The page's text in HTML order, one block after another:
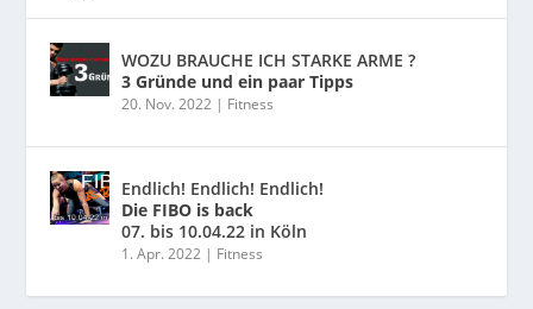
WOZU BRAUCHE ICH STARKE ARME ?
3 Gründe und ein paar Tipps
20. Nov. 2022 | Fitness
Endlich! Endlich! Endlich!
Die FIBO is back
07. bis 10.04.22 in Köln
1. Apr. 2022 | Fitness